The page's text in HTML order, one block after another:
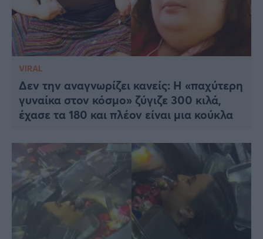
VIRAL
Δεν την αναγνωρίζει κανείς: Η «παχύτερη
γυναίκα στον κόσμο» ζύγιζε 300 κιλά,
έχασε τα 180 και πλέον είναι μια κούκλα